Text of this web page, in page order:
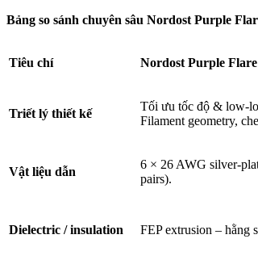
Bảng so sánh chuyên sâu Nordost Purple
Tiêu chí Nordost Purple
Triết lý thiết kế
Tối ưu tốc độ & low-
Filament geometry,
Vật liệu dẫn
6 × 26 AWG silver-
pairs).
Dielectric / insulation FEP extrusion – hằng